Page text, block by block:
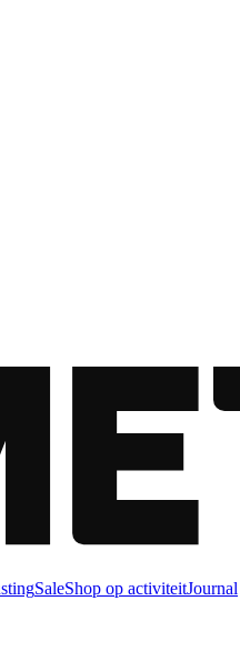
SaleShop op activiteitJournal